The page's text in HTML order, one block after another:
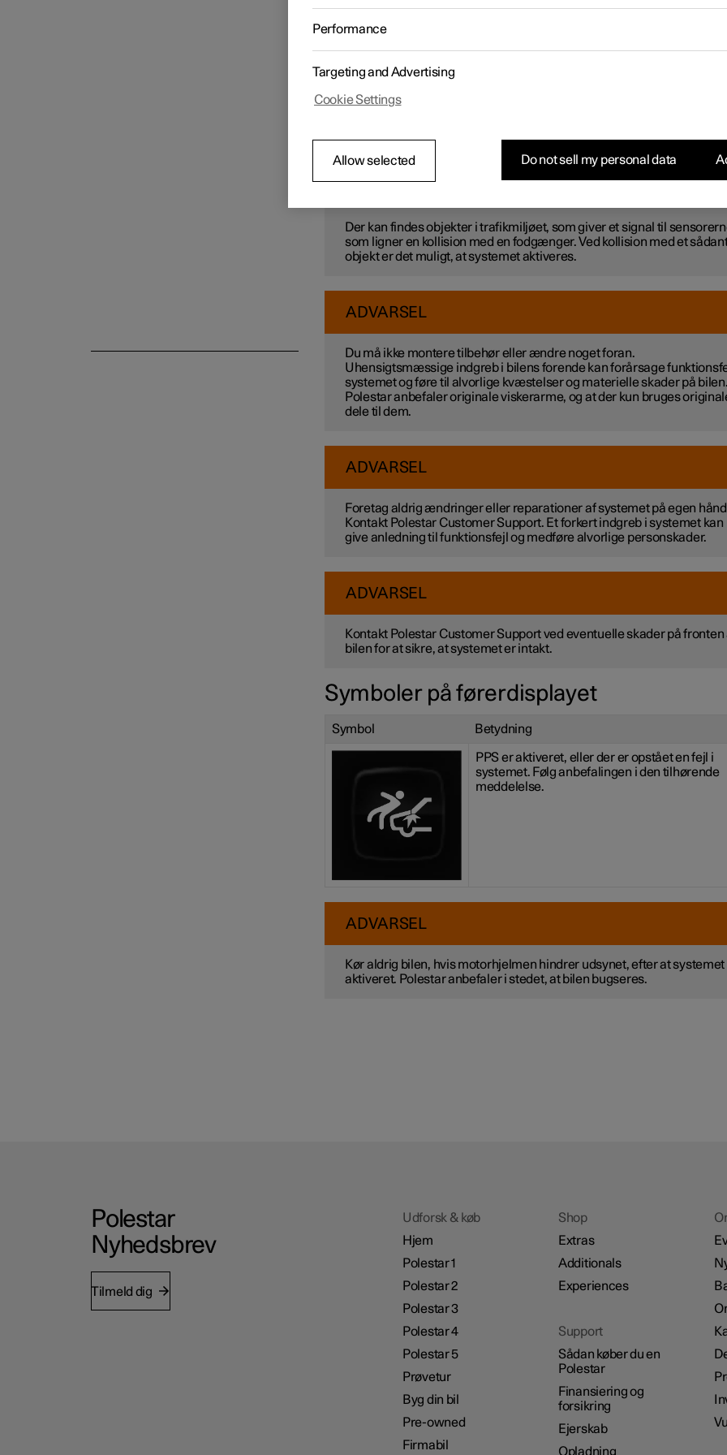
Ved visse frontalsammenstød med en fodgænger reagerer sensorer i
Motorhjelmen løftes og skydes lidt bagud.
Der sendes automatisk en alarm via Polestar Connect.
NOTE
Der kan findes objekter i trafikmiljøet, som giver et signal til
som ligner en kollision med en fodgænger. Ved kollision med et
objekt er det muligt, at systemet aktiveres.
ADVARSEL
Du må ikke montere tilbehør eller ændre noget foran.
Uhensigtsmæssige indgreb i bilens forende kan forårsage
systemet og føre til alvorlige kvæstelser og materielle skader på
Polestar anbefaler originale viskerarme, og at der kun bruges
dele til dem.
ADVARSEL
Foretag aldrig ændringer eller reparationer af systemet på egen
Kontakt Polestar Customer Support. Et forkert indgreb i systemet kan
give anledning til funktionsfejl og medføre alvorlige personskader.
ADVARSEL
Kontakt Polestar Customer Support ved eventuelle skader på fronten
bilen for at sikre, at systemet er intakt.
Symboler på førerdisplayet
Symbol Betydning
PPS er aktiveret, eller der er opstået en fejl i
systemet. Følg anbefalingen i den tilhørende
meddelelse.
ADVARSEL
Kør aldrig bilen, hvis motorhjelmen hindrer udsynet, efter at systemet
aktiveret. Polestar anbefaler i stedet, at bilen bugseres.
Polestar
Nyhedsbrev
Tilmeld dig
Udforsk & køb
Hjem
Polestar 1
Polestar 2
Polestar 3
Polestar 4
Polestar 5
Prøvetur
Byg din bil
Pre-owned
Firmabil
Shop
Extras
Additionals
Experiences
Support
Sådan køber du en
Polestar
Finansiering og
forsikring
Ejerskab
Opladning
Performance
Targeting and Advertising
Cookie Settings
Allow selected Do not sell my personal data